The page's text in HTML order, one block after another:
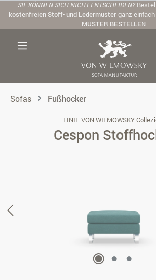
Zum Hauptinhalt springen
SIE KÖNNEN SICH NICHT ENTSCHEIDEN?
kostenfreien Stoff- und Ledermusterganz einfach
MUSTER BESTELLEN
Sofas Fußhocker
LINIE VON WILMOWSKY
Cespon